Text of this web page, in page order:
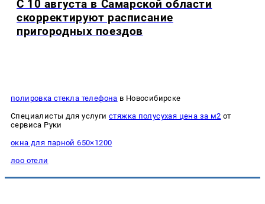
С 10 августа в Самарской области
скорректируют расписание
пригородных поездов
полировка стекла телефона в Новосибирске
Специалисты для услуги стяжка полусухая цена за м2 от
сервиса Руки
окна для парной 650×1200
лоо отели